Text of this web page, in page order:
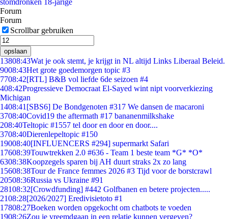
stomdronken 18-jarige
Forum
Forum
Scrollbar gebruiken
opslaan
13808:43Wat je ook stemt, je krijgt in NL altijd Links Liberaal Beleid.
9008:43Het grote goedemorgen topic #3
7708:42[RTL] B&B vol liefde 6de seizoen #4
408:42Progressieve Democraat El-Sayed wint nipt voorverkiezing
Michigan
1408:41 [SBS6] De Bondgenoten #317 We dansen de macaroni
3708:40Covid19 the aftermath #17 bananenmilkshake
208:40Teltopic #1557 tel door en door en door....
3708:40Dierenlepeltopic #150
19008:40[INFLUENCERS #294] supermarkt Safari
17608:39Touwtrekken 2.0 #636 - Team 1 beste team *G* *O*
6308:38Koopzegels sparen bij AH duurt straks 2x zo lang
15608:38Tour de France femmes 2026 #3 Tijd voor de borstcrawl
20508:36Russia vs Ukraine #91
28108:32[Crowdfunding] #442 Golfbanen en betere projecten.....
2108:28[2026/2027] Eredivisietoto #1
17808:27Boeken worden opgekocht om chatbots te voeden
1908:26Zou je vreemdgaan in een relatie kunnen vergeven?